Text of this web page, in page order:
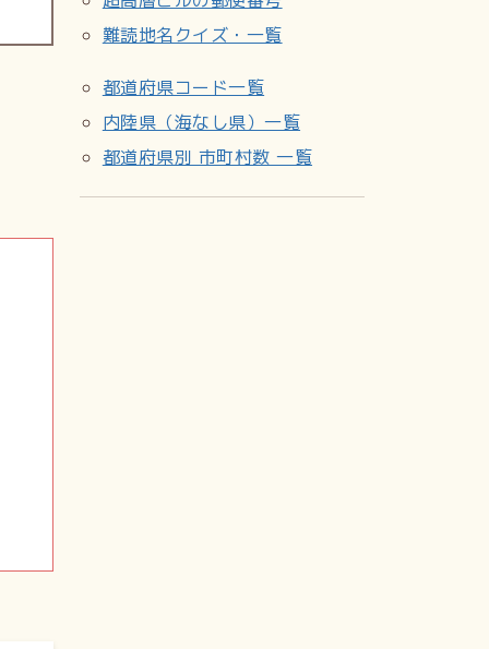
難読地名クイズ・一覧
都道府県コード一覧
内陸県（海なし県）一覧
都道府県別 市町村数 一覧